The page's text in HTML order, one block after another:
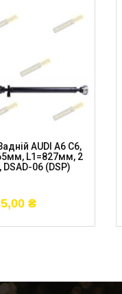
AUDI A6 C6,
L1=827мм, 2
06 (DSP)
₴